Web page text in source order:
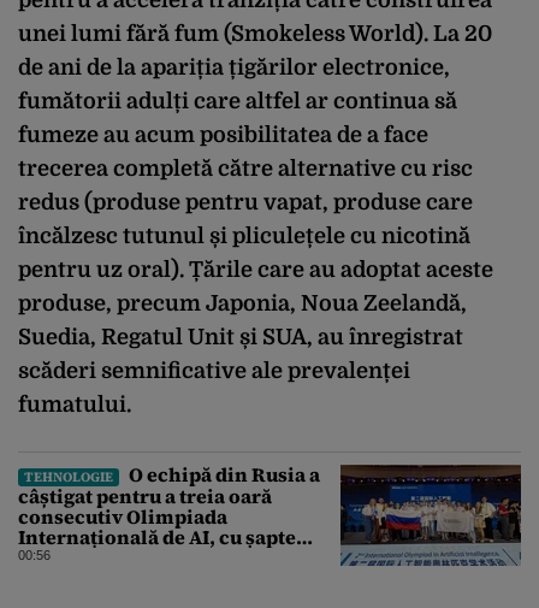
unei lumi fără fum (Smokeless World). La 20
de ani de la apariția țigărilor electronice,
fumătorii adulți care altfel ar continua să
fumeze au acum posibilitatea de a face
trecerea completă către alternative cu risc
redus (produse pentru vapat, produse care
încălzesc tutunul și pliculețele cu nicotină
pentru uz oral). Țările care au adoptat aceste
produse, precum Japonia, Noua Zeelandă,
Suedia, Regatul Unit și SUA, au înregistrat
scăderi semnificative ale prevalenței
fumatului.
TEHNOLOGIE
O echipă din Rusia a
câștigat pentru a treia oară
consecutiv Olimpiada
Internațională de AI, cu șapte
medalii din aur și una de bronz
00:56